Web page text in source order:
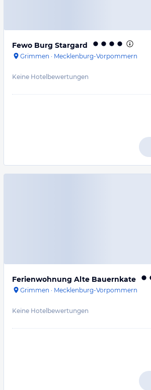
Fewo Burg Stargard
Grimmen · Mecklenburg-Vorpommern
Keine Hotelbewertungen
Ferienwohnung Alte Bauernkate
Grimmen · Mecklenburg-Vorpommern
Keine Hotelbewertungen